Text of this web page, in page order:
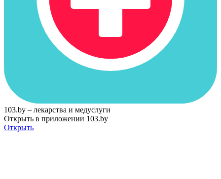
103.by – лекарства и медуслуги
Открыть в приложении 103.by
Открыть